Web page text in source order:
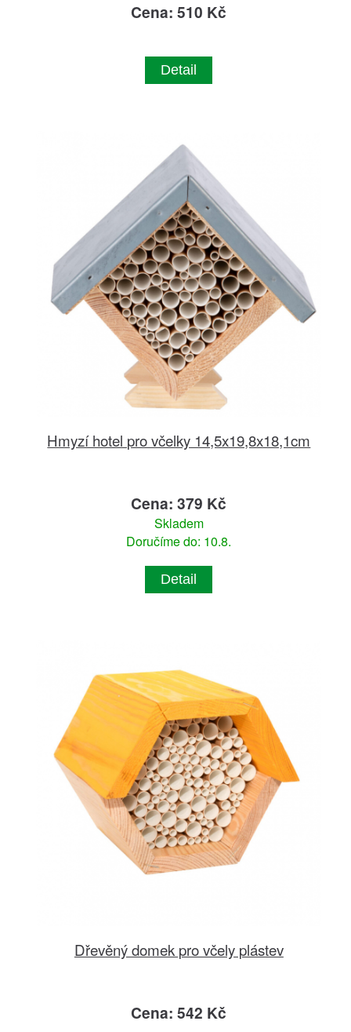
Cena: 510 Kč
Detail
Hmyzí hotel pro včelky 14,5x19,8x18,1cm
Cena: 379 Kč
Skladem
Doručíme do: 10.8.
Detail
Dřevěný domek pro včely plástev
Cena: 542 Kč